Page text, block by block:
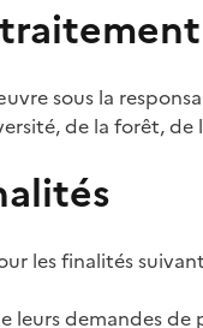
sous la
de la forêt, de
les finalités
leurs demandes